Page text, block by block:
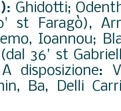
: Ghidotti;
st Faragò),
Ioannou;
36' st
disposizione:
Ba, Delli